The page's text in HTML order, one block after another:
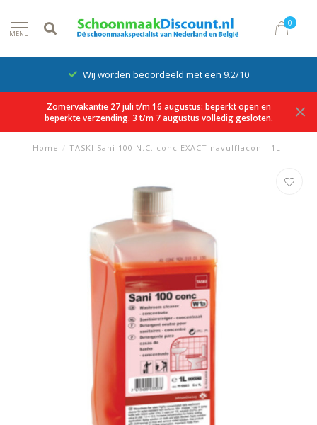
MENU
0
Wij worden beoordeeld met een 9.2/10
Zomervakantie 27 juli t/m 16 augustus: beperkt open en
beperkte verzending. 3 t/m 7 augustus volledig gesloten.
Home / TASKI Sani 100 N.C. conc EXACT navulflacon - 1L